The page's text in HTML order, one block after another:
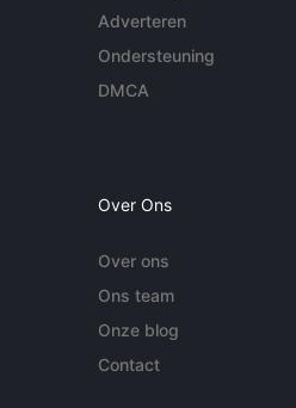
Adverteren
Ondersteuning
DMCA
Over Ons
Over ons
Ons team
Onze blog
Contact